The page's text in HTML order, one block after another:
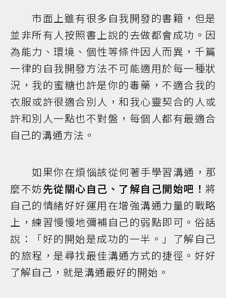
市面上雖有很多自我開發的書籍，但是
並非所有人按照書上說的去做都會成功。因
為能力、環境、個性等條件因人而異，千篇
一律的自我開發方法不可能適用於每一種狀
況，我的蜜糖也許是你的毒藥，不適合我的
衣服或許很適合別人，和我心靈契合的人或
許和別人一點也不對盤，每個人都有最適合
自己的溝通方法。
如果你在煩惱該從何著手學習溝通，那
麼不妨先從關心自己、了解自己開始吧！ 將
自己的情緒好好運用在增強溝通力量的戰略
上，練習慢慢地彌補自己的弱點即可。俗話
說：「好的開始是成功的一半。」了解自己
的旅程，是尋找最佳溝通方式的捷徑。好好
了解自己，就是溝通最好的開始。